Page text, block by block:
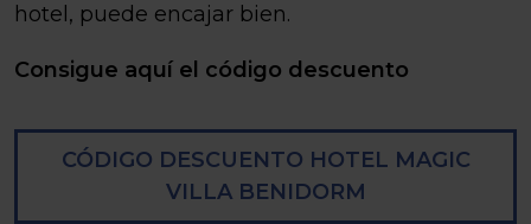
hotel, puede encajar bien.
Consigue aquí el código descuento
CÓDIGO DESCUENTO HOTEL MAGIC
VILLA BENIDORM